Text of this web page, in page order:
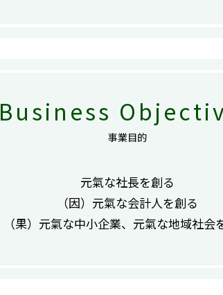
Business
事業目的
元氣な社長を創る
（因）元氣な会計人を創る
（果）元氣な中小企業、元氣な地域社会